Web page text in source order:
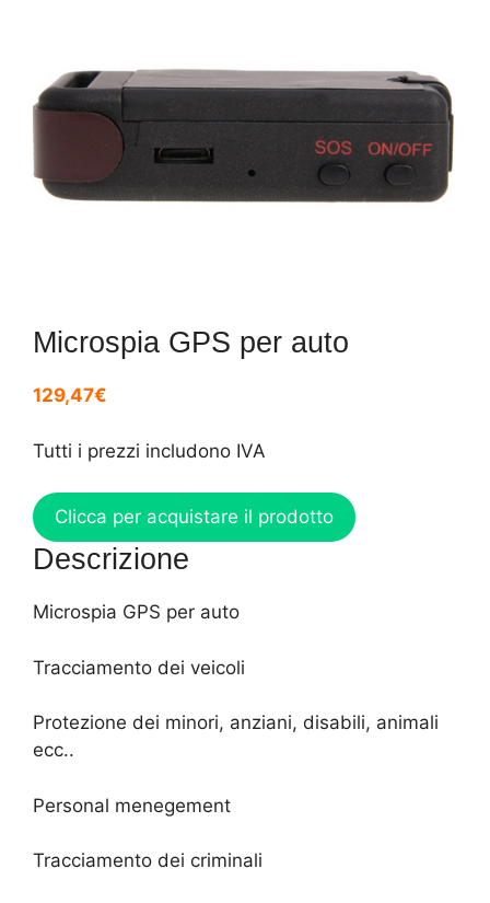
Microspia GPS per auto
129,47€
Tutti i prezzi includono IVA
Clicca per acquistare il prodotto
Descrizione
Microspia GPS per auto
Tracciamento dei veicoli
Protezione dei minori, anziani, disabili, animali
ecc..
Personal menegement
Tracciamento dei criminali